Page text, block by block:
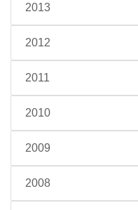
2013
2012
2011
2010
2009
2008